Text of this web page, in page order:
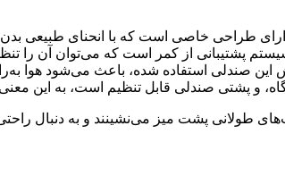
پشتیبانی از کمر است که می‌توان آن را
این صندلی استفاده شده، باعث می‌شود هوا
و پشتی صندلی قابل تنظیم است، به این
طولانی پشت میز می‌نشینند و به دنبال راحتی